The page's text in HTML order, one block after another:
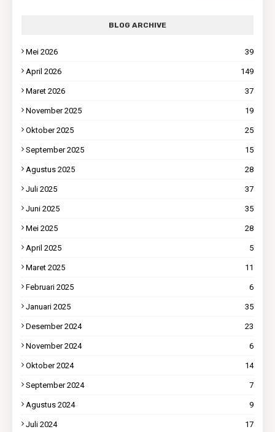
BLOG ARCHIVE
Mei 2026 39
April 2026 149
Maret 2026 37
November 2025 19
Oktober 2025 25
September 2025 15
Agustus 2025 28
Juli 2025 37
Juni 2025 35
Mei 2025 28
April 2025 5
Maret 2025 11
Februari 2025 6
Januari 2025 35
Desember 2024 23
November 2024 6
Oktober 2024 14
September 2024 7
Agustus 2024 9
Juli 2024 17